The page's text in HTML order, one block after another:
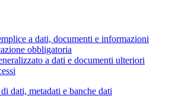
a dati, documenti e informazioni
obbligatoria
a dati e documenti ulteriori
dati, metadati e banche dati